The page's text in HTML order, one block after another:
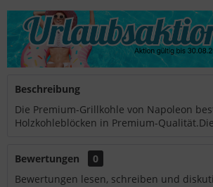
Beschreibung
Die Premium-Grillkohle von Napoleon
Holzkohleblöcken in Premium-
Bewertungen
0
Bewertungen lesen, schreiben und